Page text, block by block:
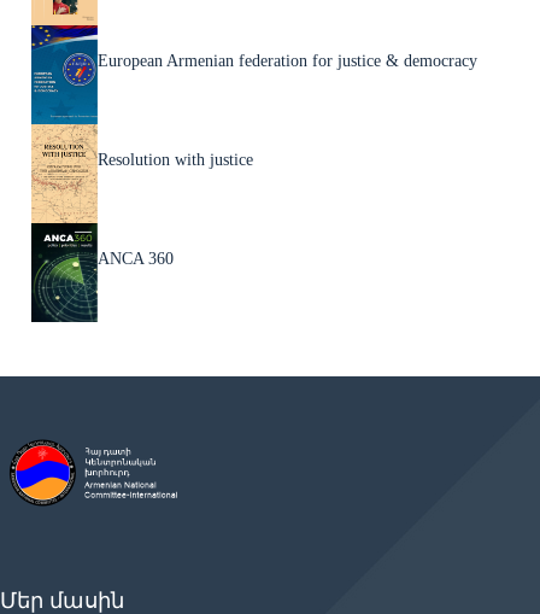
European Armenian federation for justice & democracy
Resolution with justice
ANCA 360
Մեր մասին